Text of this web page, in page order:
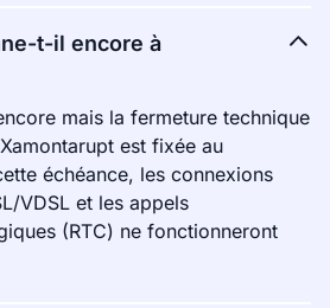
t-il encore à
mais la fermeture technique
est fixée au
échéance, les connexions
VDSL et les appels
(RTC) ne fonctionneront